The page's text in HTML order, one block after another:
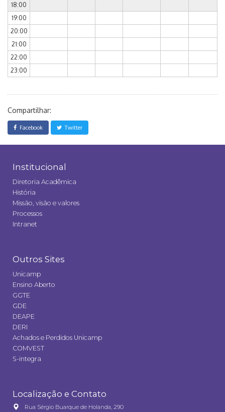
18:00
19:00
20:00
21:00
22:00
23:00
Compartilhar:
Facebook Twitter
Institucional
Diretoria Acadêmica
História
Missão, visão e valores
Processos
Intranet
Outros Sites
Unicamp
Ensino Aberto
GGTE
GDE
DEAPE
DERI
Achados e Perdidos Unicamp
COMVEST
S-integra
Localização e Contato
Rua Sérgio Buarque de Holanda, 290